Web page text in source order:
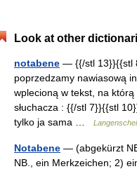
Look at other
notabene — {{/stl 13}}{{stl
poprzedzamy nawiasową
wplecioną w tekst, na
słuchacza : {{/stl 7}}{{stl
tylko ja sama …
Notabene — (abgekürzt
NB., ein Merkzeichen; 2)